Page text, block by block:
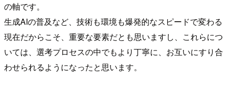
の軸です。
生成AIの普及など、技術も環境も爆発的なスピードで変わる
現在だからこそ、重要な要素だとも思いますし、これらにつ
いては、選考プロセスの中でもより丁寧に、お互いにすり合
わせられるようになったと思います。